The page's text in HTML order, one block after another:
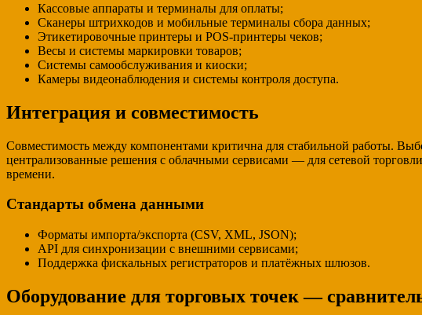
Кассовые аппараты и терминалы для оплаты;
Сканеры штрихкодов и мобильные терминалы сбора данных;
Этикетировочные принтеры и POS-принтеры чеков;
Весы и системы маркировки товаров;
Системы самообслуживания и киоски;
Камеры видеонаблюдения и системы контроля доступа.
Интеграция и совместимость
Совместимость между компонентами критична для стабильной работы.
централизованные решения с облачными сервисами — для сетевой
времени.
Стандарты обмена данными
Форматы импорта/экспорта (CSV, XML, JSON);
API для синхронизации с внешними сервисами;
Поддержка фискальных регистраторов и платёжных шлюзов.
Оборудование для торговых точек —